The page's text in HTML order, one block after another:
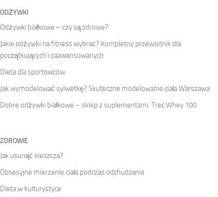
ODŻYWKI
Odżywki białkowe – czy są zdrowe?
Jakie odżywki na fitness wybrać? Kompletny przewodnik dla
początkujących i zaawansowanych
Dieta dla sportowców
Jak wymodelować sylwetkę? Skuteczne modelowanie ciała Warszawa
Dobre odżywki białkowe – sklep z suplementami. Trec Whey 100
ZDROWIE
Jak usunąć kleszcza?
Obsesyjne mierzenie ciała podczas odchudzania
Dieta w kulturystyce